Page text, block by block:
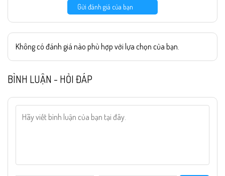
Gửi đánh giá của bạn
Không có đánh giá nào phù hợp với lựa chọn của bạn.
BÌNH LUẬN - HỎI ĐÁP